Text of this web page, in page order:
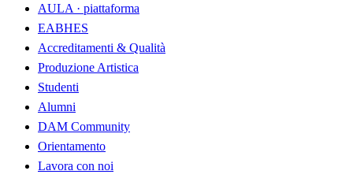
AULA · piattaforma
EABHES
Accreditamenti & Qualità
Produzione Artistica
Studenti
Alumni
DAM Community
Orientamento
Lavora con noi